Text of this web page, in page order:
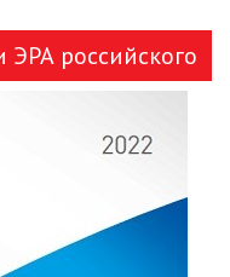
СВЕТИЛЬНИКИ
ОСВЕЩЕНИЕ НА
СВЕТИЛЬНИКИ
ЭРА российского